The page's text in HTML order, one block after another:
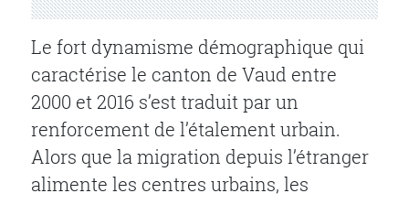
Le fort dynamisme démographique qui
caractérise le canton de Vaud entre
2000 et 2016 s’est traduit par un
renforcement de l’étalement urbain.
Alors que la migration depuis l’étranger
alimente les centres urbains, les